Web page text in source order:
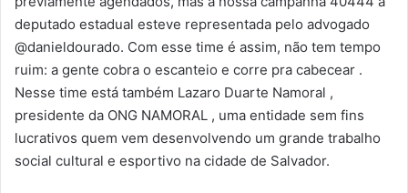
deputado estadual esteve representada pelo advogado
@danieldourado. Com esse time é assim, não tem tempo
ruim: a gente cobra o escanteio e corre pra cabecear .
Nesse time está também Lazaro Duarte Namoral ,
presidente da ONG NAMORAL , uma entidade sem fins
lucrativos quem vem desenvolvendo um grande trabalho
social cultural e esportivo na cidade de Salvador.